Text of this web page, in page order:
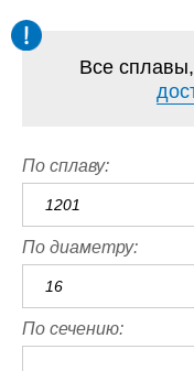
Все
По сплаву:
1201
По диаметру:
16
По сечению: